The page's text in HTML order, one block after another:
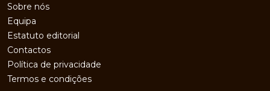
Sobre nós
Equipa
Estatuto editorial
Contactos
Política de privacidade
Termos e condições